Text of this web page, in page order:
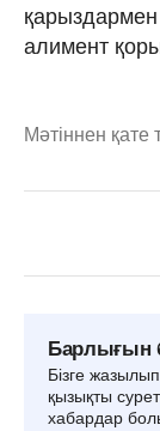
қарыздармен
алимент
Мәтіннен қате
Барлығын
Бізге
қызықты
хабардар